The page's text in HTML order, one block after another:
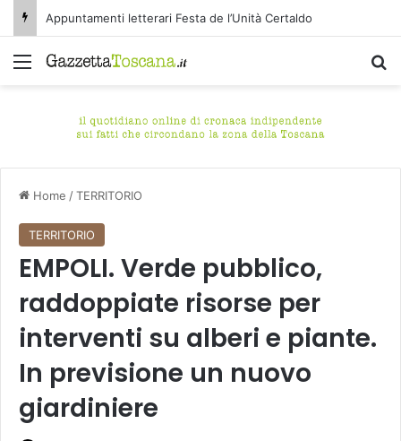
Appuntamenti letterari Festa de l’Unità Certaldo
Menu
Home /TERRITORIO
TERRITORIO
EMPOLI. Verde pubblico,
raddoppiate risorse per
interventi su alberi e piante.
In previsione un nuovo
giardiniere